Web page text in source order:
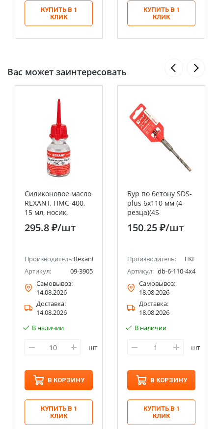
КУПИТЬ В 1
КЛИК
КУПИТЬ В 1
КЛИК
Вас может заинтересовать
Силиконовое масло
REXANT, ПМС-400,
15 мл, носик,
(Полиметилсилоксан)
295.8 ₽/шт
Производитель:Rexant
Артикул:
09-3905
Самовывоз:
14.08.2026
Доставка:
14.08.2026
В наличии
шт
В КОРЗИНУ
КУПИТЬ В 1
КЛИК
Бур по бетону SDS-
plus 6х110 мм (4
резца)(4S
спираль)EKF Expert
150.25 ₽/шт
Производитель:
EKF
Артикул: db-6-110-4x4
Самовывоз:
18.08.2026
Доставка:
18.08.2026
В наличии
шт
В КОРЗИНУ
КУПИТЬ В 1
КЛИК